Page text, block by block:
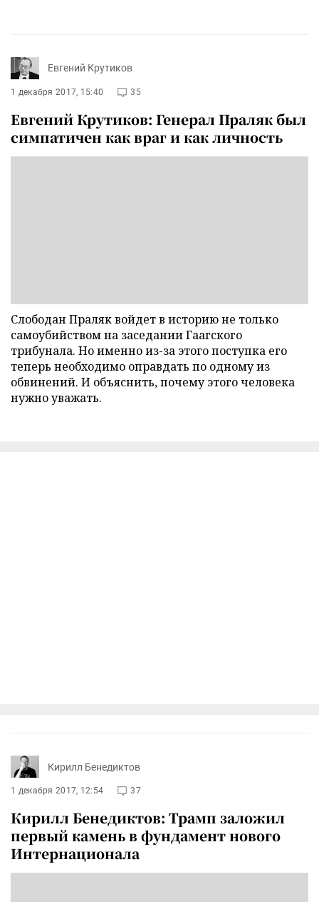
Евгений Крутиков
1 декабря 2017, 15:40 35
Евгений Крутиков: Генерал Праляк был
симпатичен как враг и как личность
Слободан Праляк войдет в историю не только
самоубийством на заседании Гаагского
трибунала. Но именно из-за этого поступка его
теперь необходимо оправдать по одному из
обвинений. И объяснить, почему этого человека
нужно уважать.
Кирилл Бенедиктов
1 декабря 2017, 12:54 37
Кирилл Бенедиктов: Трамп заложил
первый камень в фундамент нового
Интернационала